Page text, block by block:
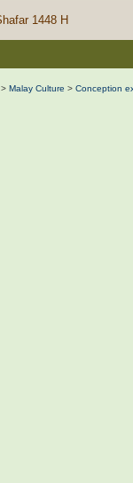
1448 H
> Malay Culture > Conception